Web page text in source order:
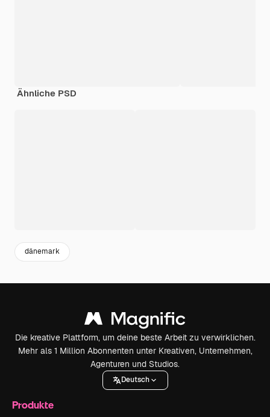
Ähnliche PSD
dänemark
Die kreative Plattform, um deine beste Arbeit zu verwirklichen.
Mehr als 1 Million Abonnenten unter Kreativen, Unternehmen,
Agenturen und Studios.
Deutsch
Produkte